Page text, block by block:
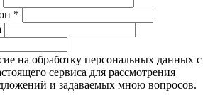
*
на обработку персональных данных с
сервиса для рассмотрения
и задаваемых мною вопросов.